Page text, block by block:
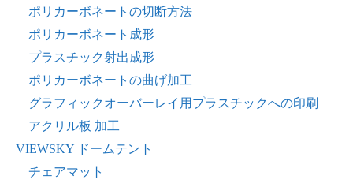
ポリカーボネートの切断方法
ポリカーボネート成形
プラスチック射出成形
ポリカーボネートの曲げ加工
グラフィックオーバーレイ用プラスチックへの印刷
アクリル板 加工
VIEWSKY ドームテント
チェアマット